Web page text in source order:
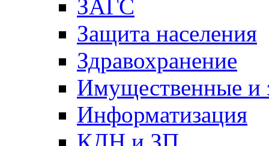
ЗАГС
Защита населения
Здравохранение
Имущественные и
Информатизация